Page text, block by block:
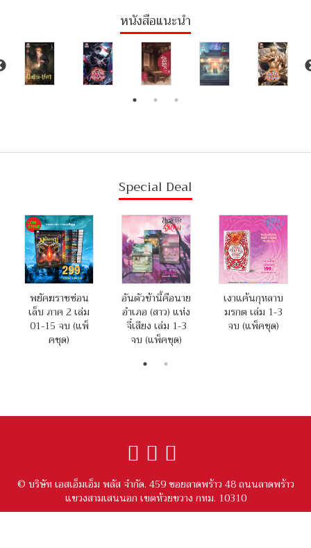
หนังสือแนะนำ
Special Deal
พยัคฆราชซ่อน
เล็บ ภาค 2 เล่ม
01-15 จบ (แพ็
คชุด)
อันตัวข้านี้คือนาย
อำเภอ (สาว) แห่ง
จี๋เสียง เล่ม 1-3
จบ (แพ็คชุด)
เงาแค้นกุหลาบ
มรกต เล่ม 1-3
จบ (แพ็คชุด)
© บริษัท เอสเอ็มเอ็ม พลัส จำกัด. 459 ซอยลาดพร้าว 48 ถนนลาดพร้าว
แขวงสามเสนนอก เขตห้วยขวาง กทม. 10310